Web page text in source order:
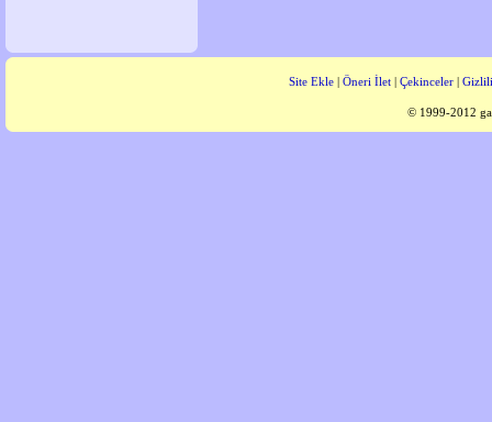
Site Ekle| Öneri İlet| Çekinceler|
© 1999-2012